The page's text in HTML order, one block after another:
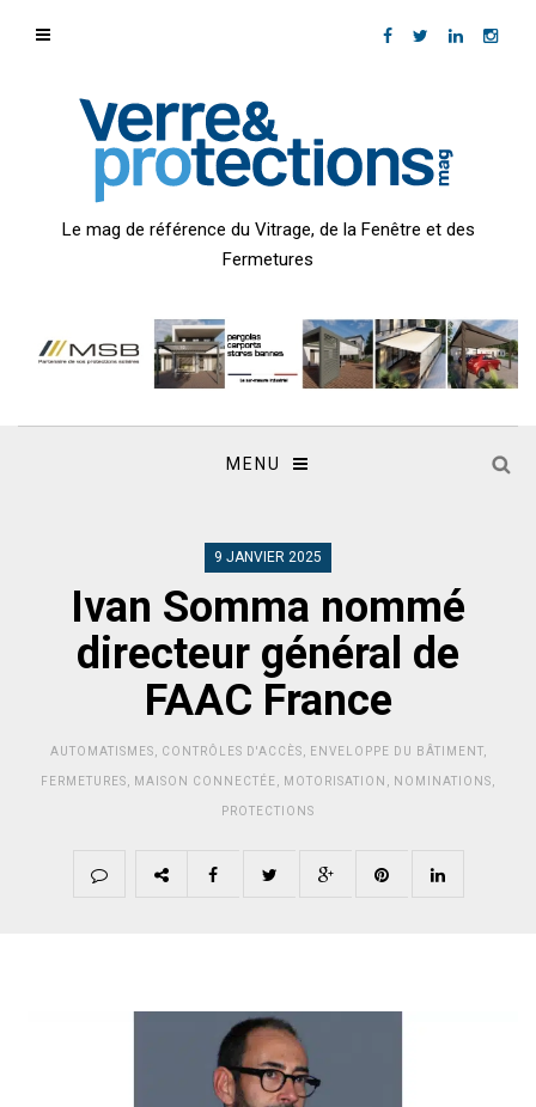
Le mag de référence du Vitrage, de la Fenêtre et des
Fermetures
MENU
9 JANVIER 2025
Ivan Somma nommé
directeur général de
FAAC France
AUTOMATISMES CONTRÔLES D'ACCÈS ENVELOPPE DU BÂTIMENT,
FERMETURES MAISON CONNECTÉE MOTORISATION NOMINATIONS
PROTECTIONS